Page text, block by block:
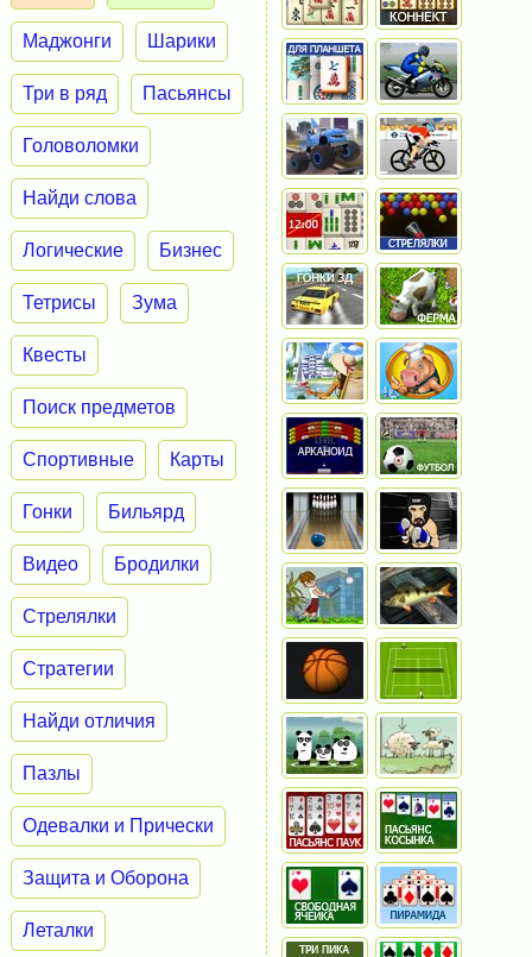
Маджонги Шарики
Три в ряд Пасьянсы
Головоломки
Найди слова
Логические Бизнес
Тетрисы Зума
Квесты
Поиск предметов
Спортивные Карты
Гонки Бильярд
Видео Бродилки
Стрелялки
Стратегии
Найди отличия
Пазлы
Одевалки и Прически
Защита и Оборона
Леталки